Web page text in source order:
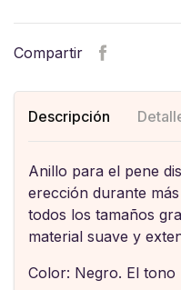
Compartir
Descripción
Anillo para el pene
erección durante
todos los tamaños
material suave y
Color: Negro. El tono